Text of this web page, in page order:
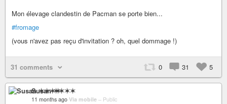
Mon élevage clandestin de Pacman se porte bien...
#fromage
(vous n'avez pas reçu d'invitation ? oh, quel dommage !)
31 comments 0 31 5
Susan ✶✶✶✶
11 months ago Via mobile – Public